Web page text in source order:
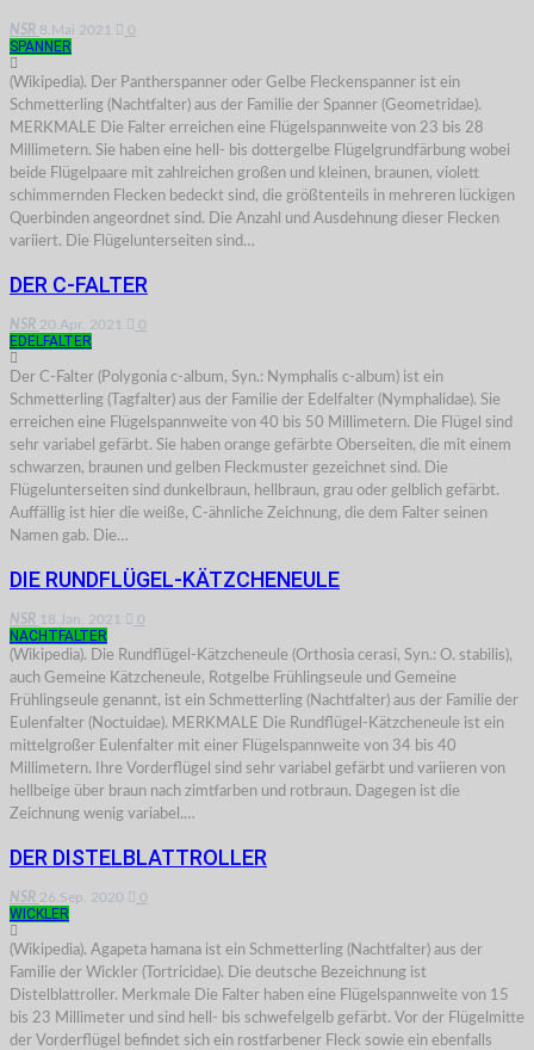
NSR 8.Mai 2021 0
SPANNER
(Wikipedia). Der Pantherspanner oder Gelbe Fleckenspanner ist ein
Schmetterling (Nachtfalter) aus der Familie der Spanner (Geometridae).
MERKMALE Die Falter erreichen eine Flügelspannweite von 23 bis 28
Millimetern. Sie haben eine hell- bis dottergelbe Flügelgrundfärbung wobei
beide Flügelpaare mit zahlreichen großen und kleinen, braunen, violett
schimmernden Flecken bedeckt sind, die größtenteils in mehreren lückigen
Querbinden angeordnet sind. Die Anzahl und Ausdehnung dieser Flecken
variiert. Die Flügelunterseiten sind…
DER C-FALTER
NSR 20.Apr. 2021 0
EDELFALTER
Der C-Falter (Polygonia c-album, Syn.: Nymphalis c-album) ist ein
Schmetterling (Tagfalter) aus der Familie der Edelfalter (Nymphalidae). Sie
erreichen eine Flügelspannweite von 40 bis 50 Millimetern. Die Flügel sind
sehr variabel gefärbt. Sie haben orange gefärbte Oberseiten, die mit einem
schwarzen, braunen und gelben Fleckmuster gezeichnet sind. Die
Flügelunterseiten sind dunkelbraun, hellbraun, grau oder gelblich gefärbt.
Auffällig ist hier die weiße, C-ähnliche Zeichnung, die dem Falter seinen
Namen gab. Die…
DIE RUNDFLÜGEL-KÄTZCHENEULE
NSR 18.Jan. 2021 0
NACHTFALTER
(Wikipedia). Die Rundflügel-Kätzcheneule (Orthosia cerasi, Syn.: O. stabilis),
auch Gemeine Kätzcheneule, Rotgelbe Frühlingseule und Gemeine
Frühlingseule genannt, ist ein Schmetterling (Nachtfalter) aus der Familie der
Eulenfalter (Noctuidae). MERKMALE Die Rundflügel-Kätzcheneule ist ein
mittelgroßer Eulenfalter mit einer Flügelspannweite von 34 bis 40
Millimetern. Ihre Vorderflügel sind sehr variabel gefärbt und variieren von
hellbeige über braun nach zimtfarben und rotbraun. Dagegen ist die
Zeichnung wenig variabel.…
DER DISTELBLATTROLLER
NSR 26.Sep. 2020 0
WICKLER
(Wikipedia). Agapeta hamana ist ein Schmetterling (Nachtfalter) aus der
Familie der Wickler (Tortricidae). Die deutsche Bezeichnung ist
Distelblattroller. Merkmale Die Falter haben eine Flügelspannweite von 15
bis 23 Millimeter und sind hell- bis schwefelgelb gefärbt. Vor der Flügelmitte
der Vorderflügel befindet sich ein rostfarbener Fleck sowie ein ebenfalls